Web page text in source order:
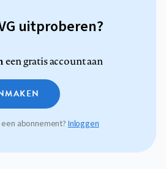
uitproberen?
een gratis account aan
abonnement? Inloggen